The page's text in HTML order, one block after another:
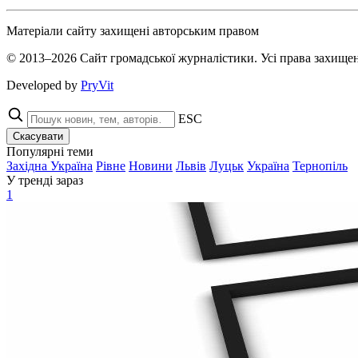
Матеріали сайту захищені авторським правом
© 2013–2026 Сайт громадської журналістики. Усі права
Developed by PryVit
ESC
Скасувати
Популярні теми
Західна Україна Рівне Новини Львів Луцьк Україна Тернопіль
У тренді зараз
1